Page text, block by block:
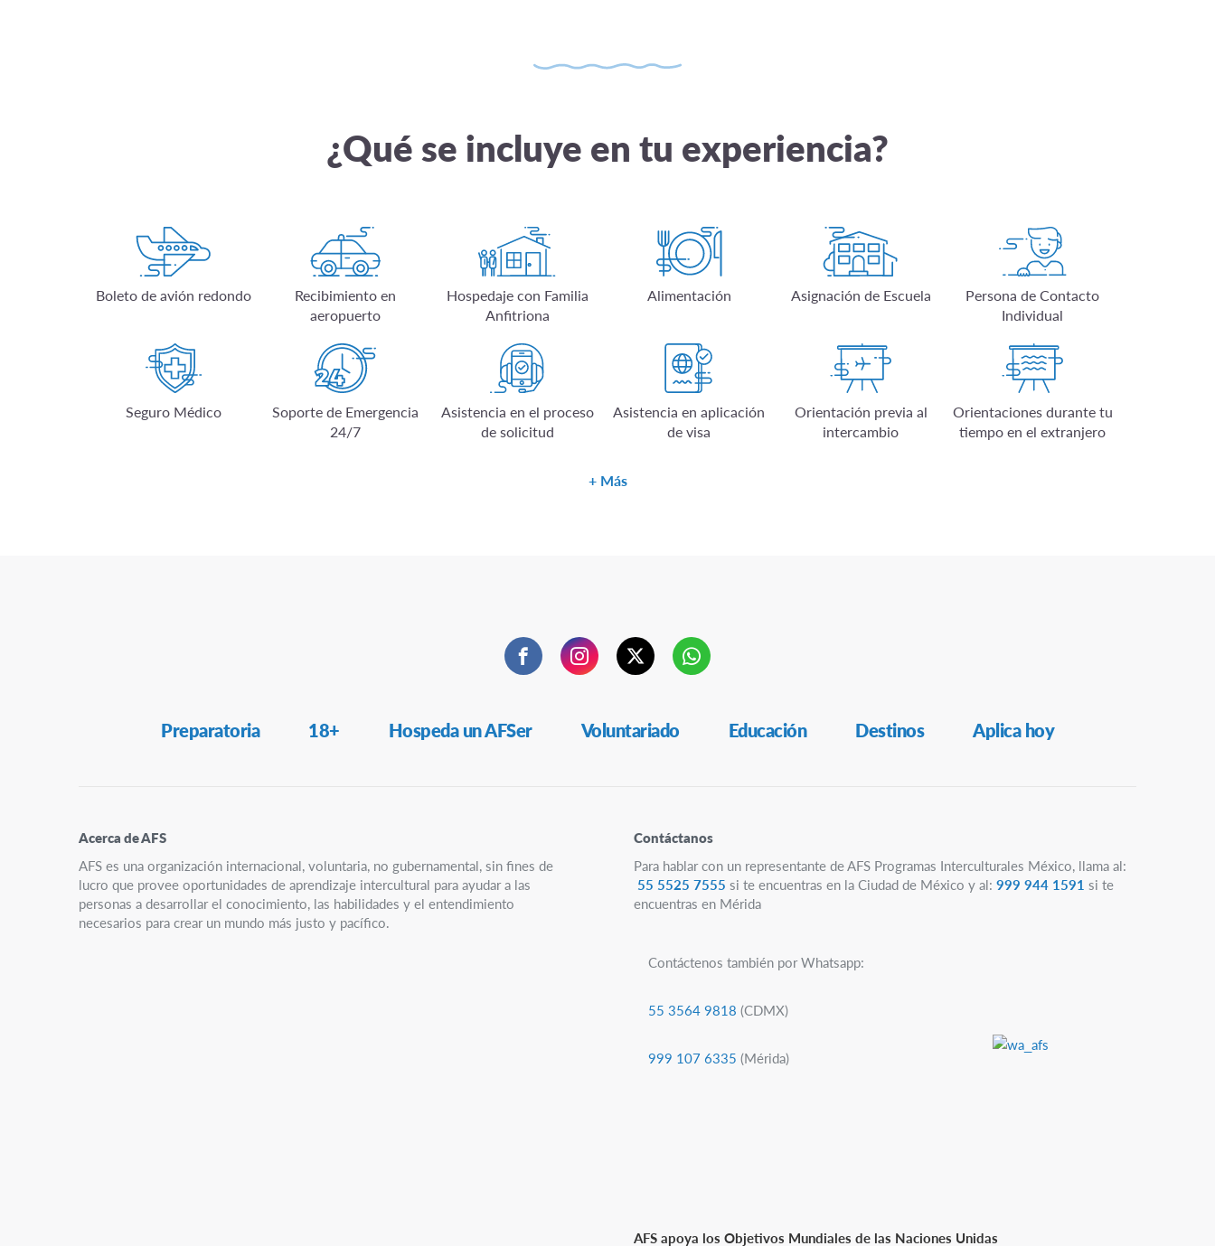
¿Qué se incluye en tu experiencia?
Boleto de avión redondo
Recibimiento en
aeropuerto
Hospedaje con Familia
Anfitriona
Alimentación Asignación de Escuela
Persona de Contacto
Individual
Seguro Médico
Soporte de Emergencia
24/7
Asistencia en el proceso
de solicitud
Asistencia en aplicación
de visa
Orientación previa al
intercambio
Orientaciones durante tu
tiempo en el extranjero
Más
FacebookInstagramTwitterWhatsApp
Preparatoria 18+ Hospeda un AFSer Voluntariado Educación Destinos Aplica hoy
Contáctanos
Para hablar con un representante de AFS Programas Interculturales México, llama al:
55 5525 7555 si te encuentras en la Ciudad de México y al: 999 944 1591 si te
encuentras en Mérida
Contáctenos también por Whatsapp:
55 3564 9818 (CDMX)
999 107 6335 (Mérida)
AFS apoya los Objetivos Mundiales de las Naciones Unidas
Acerca de AFS
AFS es una organización internacional, voluntaria, no gubernamental, sin fines de
lucro que provee oportunidades de aprendizaje intercultural para ayudar a las
personas a desarrollar el conocimiento, las habilidades y el entendimiento
necesarios para crear un mundo más justo y pacífico.